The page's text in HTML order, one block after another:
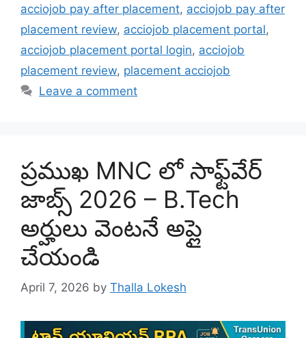
acciojob pay after placement, acciojob pay after
placement review, acciojob placement portal,
acciojob placement portal login, acciojob
placement review, placement acciojob
Leave a comment
ప్రముఖ MNC లో సాఫ్ట్‌వేర్
జాబ్స్ 2026 – B.Tech
అర్హులు వెంటనే అప్లై
చేయండి
April 7, 2026 by Thalla Lokesh